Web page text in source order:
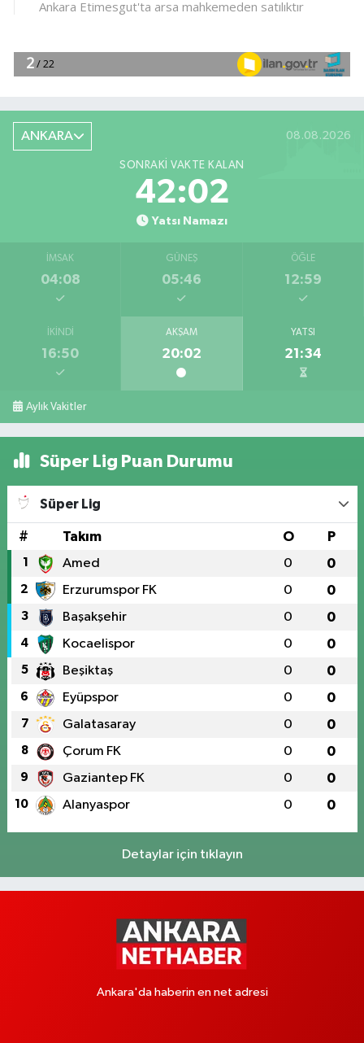
ANKARA 08.08.2026
SONRAKI VAKTE KALAN
42:01
Yatsı Namazı
İMSAK
04:08
GÜNEŞ
05:46
ÖĞLE
12:59
İKINDI
16:50
AKŞAM
20:02
YATSI
21:34
Aylık Vakitler
Süper Lig Puan Durumu
Süper Lig
# Takım O P
1 Amed 0 0
2 Erzurumspor FK 0 0
3 Başakşehir 0 0
4 Kocaelispor 0 0
5 Beşiktaş 0 0
6 Eyüpspor 0 0
7 Galatasaray 0 0
8 Çorum FK 0 0
9 Gaziantep FK 0 0
10 Alanyaspor 0 0
Detaylar için tıklayın
Ankara'da haberin en net adresi